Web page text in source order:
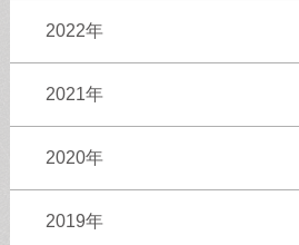
2022年
2021年
2020年
2019年